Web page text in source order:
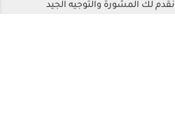
لك المشورة والتوجيه الجيد